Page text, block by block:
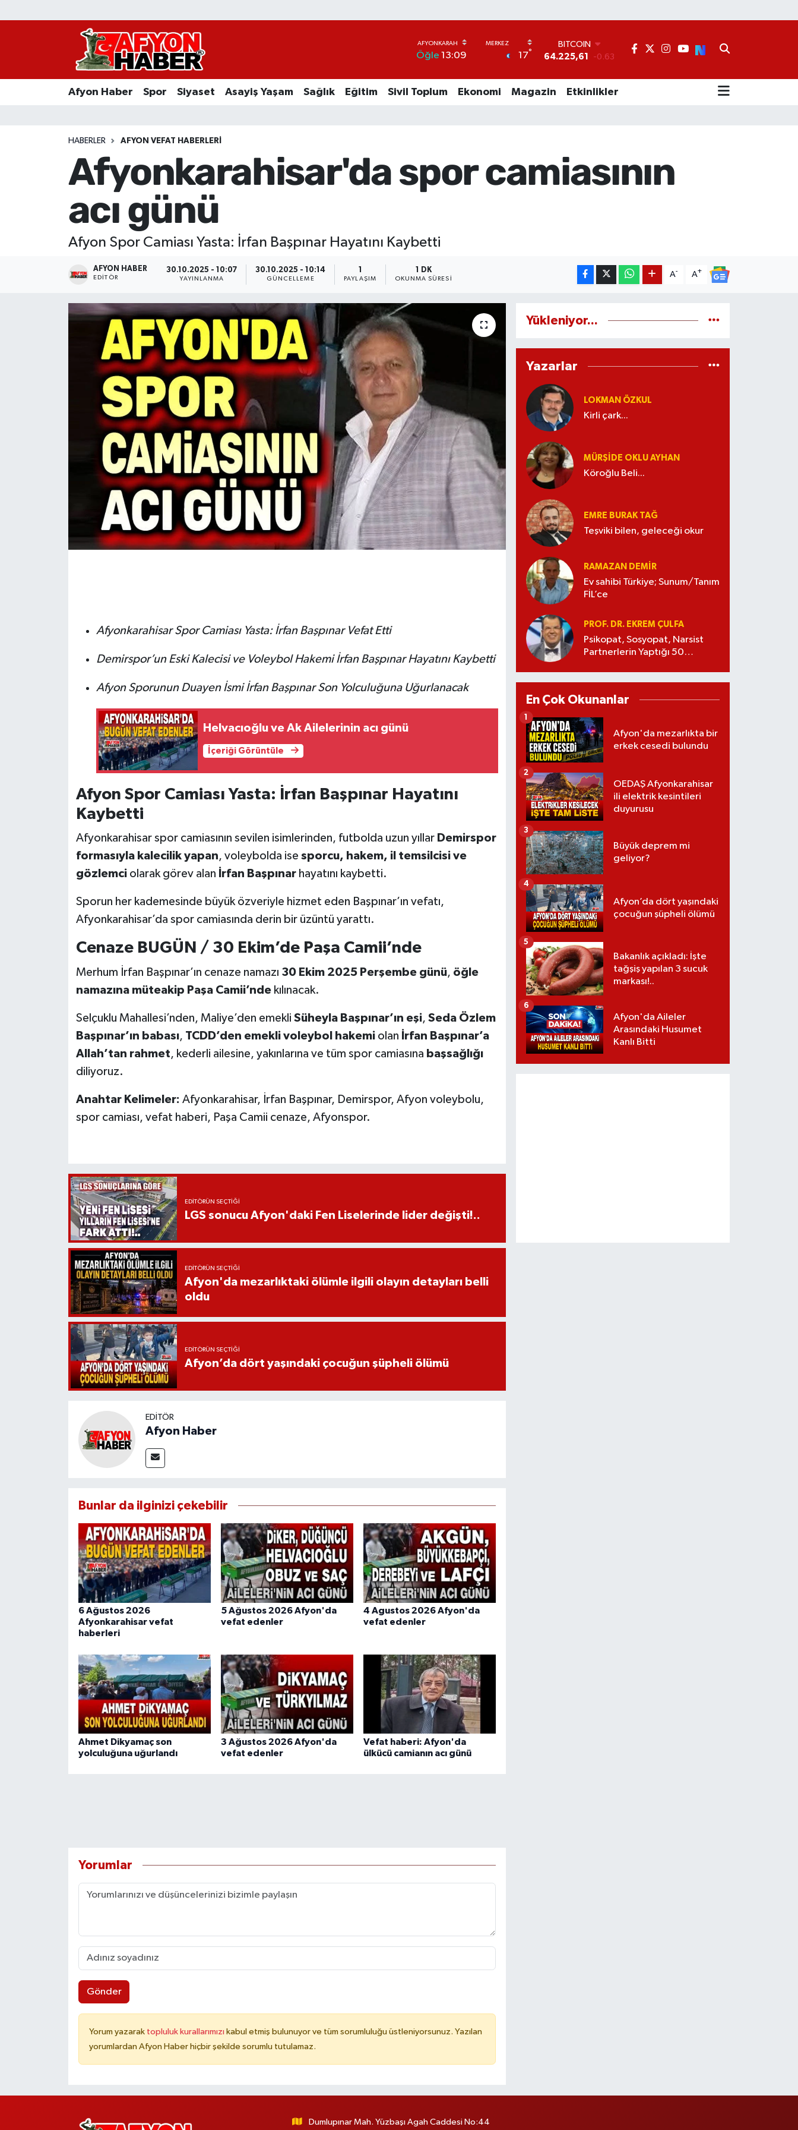
Öğle 13:09 17°
64.225,61
DOLAR
EURO
55,0317 -0.02
13.799
70
Afyon Haber Spor Siyaset Asayiş Yaşam Sağlık Eğitim Sivil Toplum Ekonomi Magazin Etkinlikler
HABERLER AFYON VEFAT HABERLERI
Afyonkarahisar'da spor camiasının
acı günü
Afyon Spor Camiası Yasta: İrfan Başpınar Hayatını Kaybetti
AFYON HABER
EDITÖR
30.10.2025 - 10:07
YAYINLANMA
30.10.2025 - 10:14
GÜNCELLEME PAYLAŞIM
1 DK
OKUNMA SÜRESI
A- A+
Afyonkarahisar Spor Camiası Yasta: İrfan Başpınar Vefat Etti
Demirspor’un Eski Kalecisi ve Voleybol Hakemi İrfan Başpınar Hayatını Kaybetti
Afyon Sporunun Duayen İsmi İrfan Başpınar Son Yolculuğuna Uğurlanacak
Helvacıoğlu ve Ak Ailelerinin acı günü
İçeriği Görüntüle
Afyon Spor Camiası Yasta: İrfan Başpınar Hayatını
Kaybetti
Afyonkarahisar spor camiasının sevilen isimlerinden, futbolda uzun yıllar Demirspor
formasıyla kalecilik yapan, voleybolda ise sporcu, hakem, il temsilcisi ve
gözlemciolarak görev alan İrfan Başpınarhayatını kaybetti.
Sporun her kademesinde büyük özveriyle hizmet eden Başpınar’ın vefatı,
Afyonkarahisar’da spor camiasında derin bir üzüntü yarattı.
Cenaze BUGÜN / 30 Ekim’de Paşa Camii’nde
Merhum İrfan Başpınar’ın cenaze namazı 30 Ekim 2025 Perşembe günü, öğle
namazına müteakip Paşa Camii’ndekılınacak.
Selçuklu Mahallesi’nden, Maliye’den emekli Süheyla Başpınar’ın eşi, Seda Özlem
Başpınar’ın babası, TCDD’den emekli voleybol hakemiolan İrfan Başpınar’a
Allah’tan rahmet, kederli ailesine, yakınlarına ve tüm spor camiasına başsağlığı
diliyoruz.
Anahtar Kelimeler: Afyonkarahisar, İrfan Başpınar, Demirspor, Afyon voleybolu,
spor camiası, vefat haberi, Paşa Camii cenaze, Afyonspor.
EDITÖRÜN SEÇTIĞI
LGS sonucu Afyon'daki Fen Liselerinde lider değişti!..
EDITÖRÜN SEÇTIĞI
Afyon'da mezarlıktaki ölümle ilgili olayın detayları belli
oldu
EDITÖRÜN SEÇTIĞI
Afyon’da dört yaşındaki çocuğun şüpheli ölümü
EDITÖR
Afyon Haber
Bunlar da ilginizi çekebilir
6 Ağustos 2026
Afyonkarahisar vefat
haberleri
5 Ağustos 2026 Afyon'da
vefat edenler
4 Agustos 2026 Afyon'da
vefat edenler
Ahmet Dikyamaç son
yolculuğuna uğurlandı
3 Ağustos 2026 Afyon'da
vefat edenler
Vefat haberi: Afyon'da
ülkücü camianın acı günü
Yorumlar
Gönder
Yorum yazarak topluluk kurallarımızı kabul etmiş bulunuyor ve tüm sorumluluğu üstleniyorsunuz. Yazılan
yorumlardan Afyon Haber hiçbir şekilde sorumlu tutulamaz.
Yükleniyor...
Yazarlar
LOKMAN ÖZKUL
Kirli çark...
MÜRŞIDE OKLU AYHAN
Köroğlu Beli...
EMRE BURAK TAĞ
Teşviki bilen, geleceği okur
RAMAZAN DEMİR
Ev sahibi Türkiye; Sunum/Tanım
FİL’ce
PROF. DR. EKREM ÇULFA
Psikopat, Sosyopat, Narsist
Partnerlerin Yaptığı 50
En Çok Okunanlar
Afyon'da mezarlıkta bir
erkek cesedi bulundu
1
OEDAŞ Afyonkarahisar
ili elektrik kesintileri
duyurusu
2
Büyük deprem mi
geliyor?
3
Afyon’da dört yaşındaki
çocuğun şüpheli ölümü
4
Bakanlık açıkladı: İşte
tağşiş yapılan 3 sucuk
markası!..
5
Afyon'da Aileler
Arasındaki Husumet
Kanlı Bitti
6
Dumlupınar Mah. Yüzbaşı Agah Caddesi No:44
Afyon Haber
Asayiş Yaşam
Sivil Toplum
Etkinlikler